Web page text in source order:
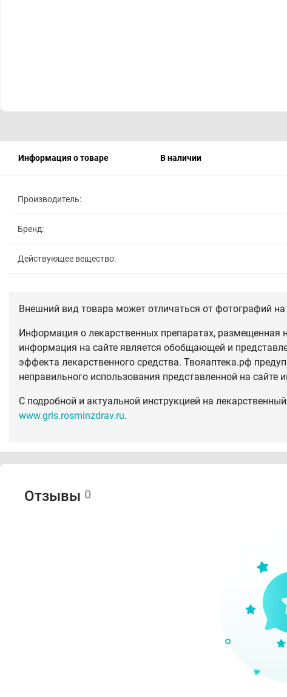
Информация о товаре В наличии
Производитель:
Бренд:
Действующее вещество:
Внешний вид товара может отличаться от фотографий на
Информация о лекарственных препаратах, размещенная
информация на сайте является обобщающей и
эффекта лекарственного средства. Твояаптека.рф
неправильного использования представленной на
С подробной и актуальной инструкцией на
www.grls.rosminzdrav.ru.
Отзывы 0